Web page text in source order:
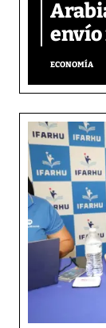
ECONOMÍA